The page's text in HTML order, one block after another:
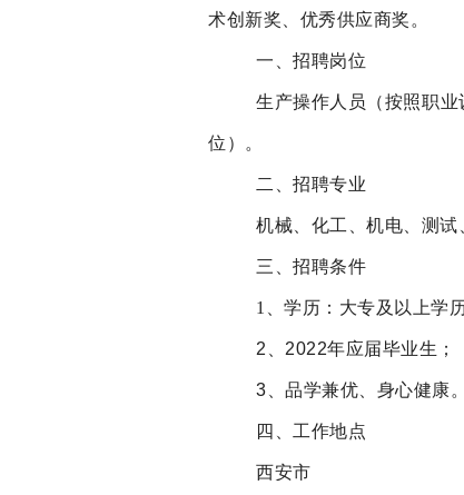
术创新奖、优秀供应商奖 。
一、招聘岗位
生产操作人员（按照职
位）。
二、招聘专业
机械、化工、机电、测试
三、招聘条件
1、学历：大专及以上学历
2、2022年应届毕业生；
3、品学兼优、身心健康。
四、工作地点
西安市